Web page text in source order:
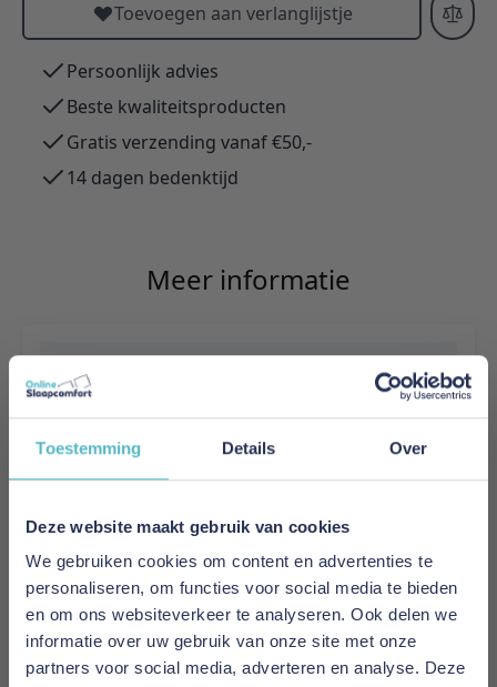
Toestemming Details Over
Deze website maakt gebruik van cookies
We gebruiken cookies om content en advertenties te
personaliseren, om functies voor social media te bieden
en om ons websiteverkeer te analyseren. Ook delen we
informatie over uw gebruik van onze site met onze
partners voor social media, adverteren en analyse. Deze
Toevoegen aan verlanglijstje
Persoonlijk advies
Beste kwaliteitsproducten
Gratis verzending vanaf €50,-
14 dagen bedenktijd
Meer informatie
Merk
Adore Home & Living
EAN
x
Kern
Comfortschuim
Model
Select